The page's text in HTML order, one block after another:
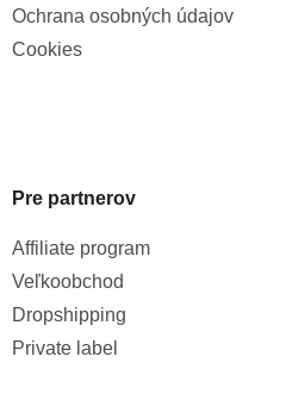
Ochrana osobných údajov
Cookies
Pre partnerov
Affiliate program
Veľkoobchod
Dropshipping
Private label